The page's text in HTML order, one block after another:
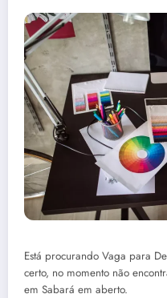
Está procurando Vaga para
certo, no momento não
em Sabará em aberto.